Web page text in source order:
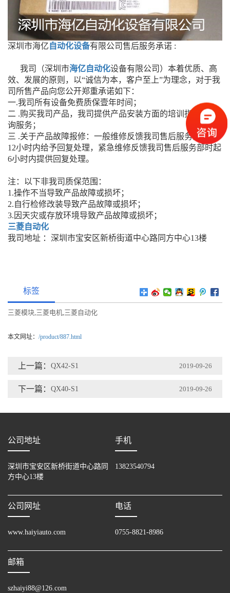
深圳市海亿 自动化设备有限公司售后服务承诺 :
我司（深圳市海亿自动化设备有限公司）本着优质、高
效、发展的原则，以“诚信为本，客户至上”为理念，对于我
司所售产品向您公开郑重承诺如下：
一.我司所有设备免费质保壹年时间；
二 .购买我司产品，我司提供产品安装方面的培训指导及咨
询服务；
三 .关于产品故障报修：一般维修反馈我司售后服务部时起
12小时内给予回复处理，紧急维修反馈我司售后服务部时起
6小时内提供回复处理。
注：以下非我司质保范围：
1.操作不当导致产品故障或损坏；
2.自行检修改装导致产品故障或损坏；
3.因天灾或存放环境导致产品故障或损坏；
三菱自动化
我司地址 ：深圳市宝安区新桥街道中心路同方中心13楼
标签
三菱模块,三菱电机,三菱自动化
本文网址： /product/887.html
上一篇： QX42-S1 2019-09-26
下一篇： QX40-S1 2019-09-26
公司地址
深圳市宝安区新桥街道中心路同
方中心13楼
手机
13823540794
公司网址
www.haiyiauto.com
电话
0755-8821-8986
邮箱
szhaiyi88@126.com